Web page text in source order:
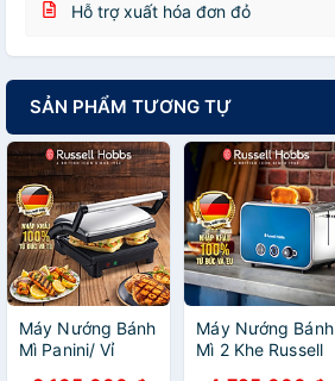
Hỗ trợ xuất hóa đơn đỏ
SẢN PHẨM TƯƠNG TỰ
Máy Nướng Bánh
Mì Panini/ Vỉ
Máy Nướng Bánh
Mì 2 Khe Russell